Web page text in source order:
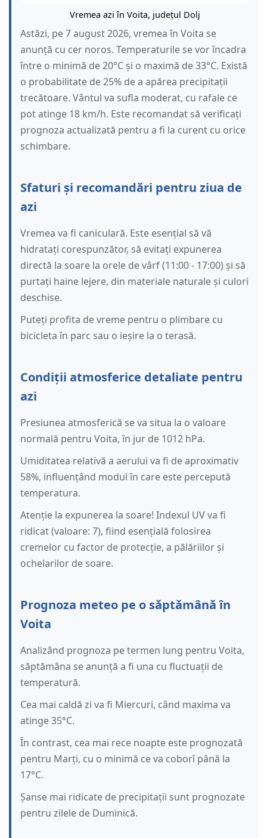
Vremea azi în Voita, județul Dolj
Astăzi, pe 7 august 2026, vremea în Voita se
anunță cu cer noros. Temperaturile se vor încadra
între o minimă de 20°C și o maximă de 33°C. Există
o probabilitate de 25% de a apărea precipitații
trecătoare. Vântul va sufla moderat, cu rafale ce
pot atinge 18 km/h. Este recomandat să verificați
prognoza actualizată pentru a fi la curent cu orice
schimbare.
Sfaturi și recomandări pentru ziua de
azi
Vremea va fi caniculară. Este esențial să vă
hidratați corespunzător, să evitați expunerea
directă la soare la orele de vârf (11:00 - 17:00) și să
purtați haine lejere, din materiale naturale și culori
deschise.
Puteți profita de vreme pentru o plimbare cu
bicicleta în parc sau o ieșire la o terasă.
Condiții atmosferice detaliate pentru
azi
Presiunea atmosferică se va situa la o valoare
normală pentru Voita, în jur de 1012 hPa.
Umiditatea relativă a aerului va fi de aproximativ
58%, influențând modul în care este percepută
temperatura.
Atenție la expunerea la soare! Indexul UV va fi
ridicat (valoare: 7), fiind esențială folosirea
cremelor cu factor de protecție, a pălăriilor și
ochelarilor de soare.
Prognoza meteo pe o săptămână în
Voita
Analizând prognoza pe termen lung pentru Voita,
săptămâna se anunță a fi una cu fluctuații de
temperatură.
Cea mai caldă zi va fi Miercuri, când maxima va
atinge 35°C.
În contrast, cea mai rece noapte este prognozată
pentru Marți, cu o minimă ce va coborî până la
17°C.
Șanse mai ridicate de precipitații sunt prognozate
pentru zilele de Duminică.